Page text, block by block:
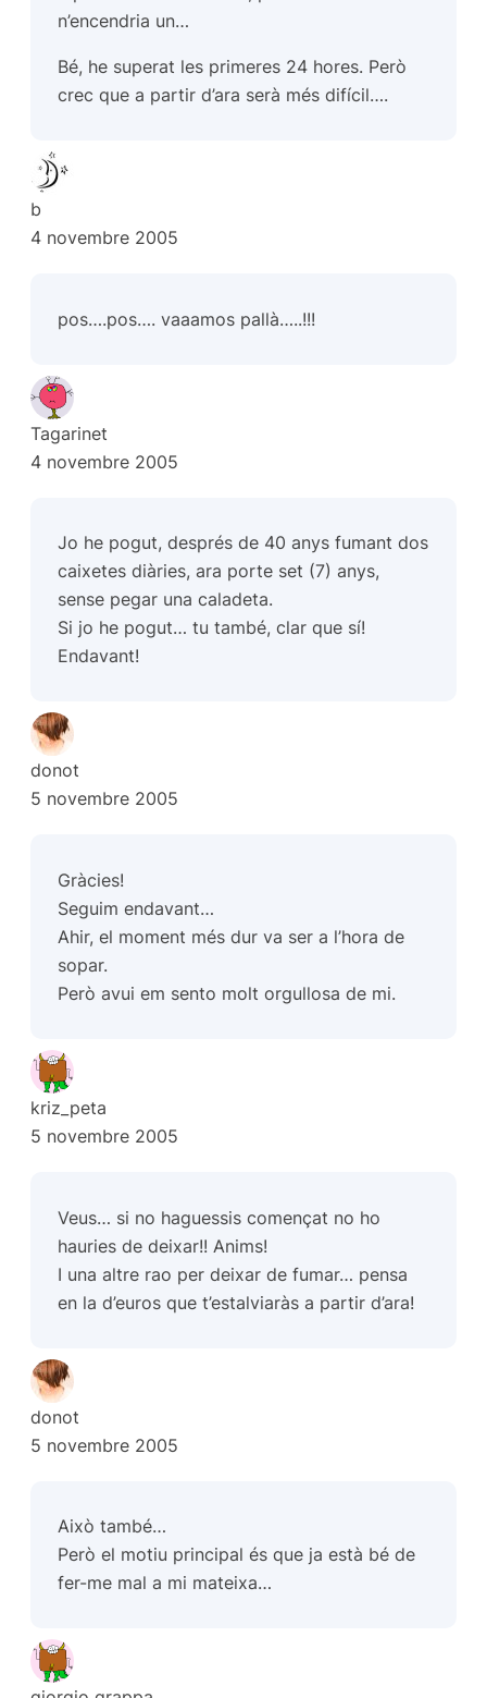
n’encendria un…
Bé, he superat les primeres 24 hores. Però
crec que a partir d’ara serà més difícil….
b
4 novembre 2005
pos….pos…. vaaamos pallà…..!!!
Tagarinet
4 novembre 2005
Jo he pogut, després de 40 anys fumant dos
caixetes diàries, ara porte set (7) anys,
sense pegar una caladeta.
Si jo he pogut… tu també, clar que sí!
Endavant!
donot
5 novembre 2005
Gràcies!
Seguim endavant…
Ahir, el moment més dur va ser a l’hora de
sopar.
Però avui em sento molt orgullosa de mi.
kriz_peta
5 novembre 2005
Veus… si no haguessis començat no ho
hauries de deixar!! Anims!
I una altre rao per deixar de fumar… pensa
en la d’euros que t’estalviaràs a partir d’ara!
donot
5 novembre 2005
Això també…
Però el motiu principal és que ja està bé de
fer-me mal a mi mateixa…